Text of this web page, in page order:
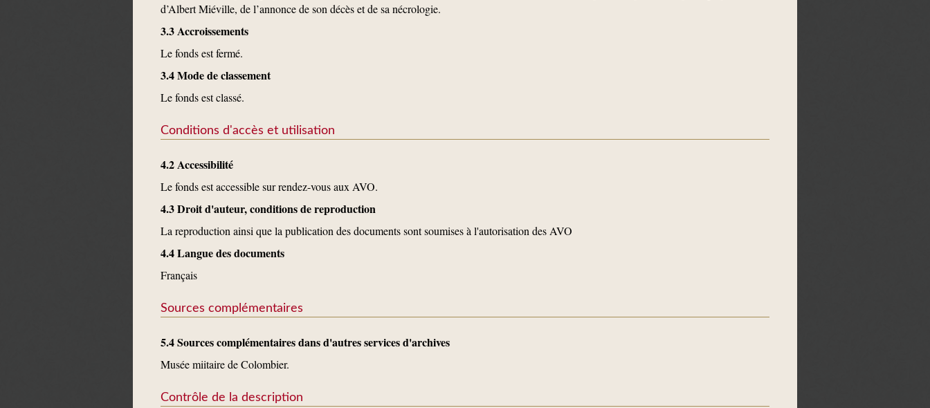
d’Albert Miéville, de l’annonce de son décès et de sa nécrologie.
3.3 Accroissements
Le fonds est fermé.
3.4 Mode de classement
Le fonds est classé.
Conditions d'accès et utilisation
4.2 Accessibilité
Le fonds est accessible sur rendez-vous aux AVO.
4.3 Droit d'auteur, conditions de reproduction
La reproduction ainsi que la publication des documents sont soumises à l'autorisation des AVO
4.4 Langue des documents
Français
Sources complémentaires
5.4 Sources complémentaires dans d'autres services d'archives
Musée miitaire de Colombier.
Contrôle de la description